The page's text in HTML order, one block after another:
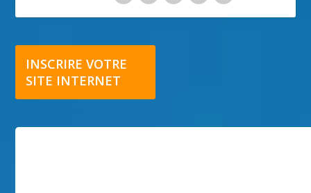
INSCRIRE VOTRE
SITE INTERNET